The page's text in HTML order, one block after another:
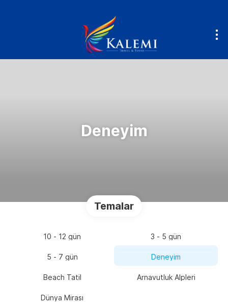
Deneyim
Temalar
10 - 12 gün 3 - 5 gün
5 - 7 gün Deneyim
Beach Tatil Arnavutluk Alpleri
Dünya Mirası